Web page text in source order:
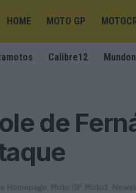
HOME MOTO GP
Calibre12
de
Homepage Moto GP Moto3